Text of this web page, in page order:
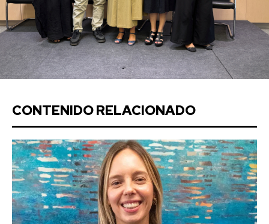
CONTENIDO RELACIONADO